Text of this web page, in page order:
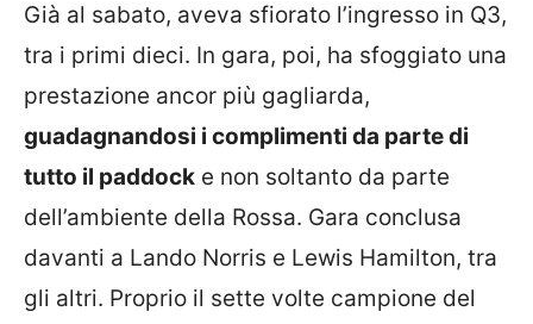
Già al sabato, aveva sfiorato l’ingresso in Q3,
tra i primi dieci. In gara, poi, ha sfoggiato una
prestazione ancor più gagliarda,
guadagnandosi i complimenti da parte di
tutto il paddock e non soltanto da parte
dell’ambiente della Rossa. Gara conclusa
davanti a Lando Norris e Lewis Hamilton, tra
gli altri. Proprio il sette volte campione del